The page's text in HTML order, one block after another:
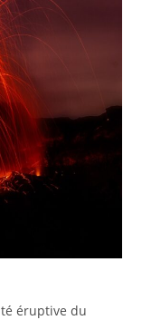
éruptive du